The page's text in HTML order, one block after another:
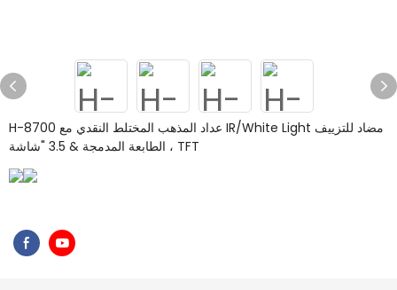
H-8700 عداد المذهب المختلط النقدي مع IR/White Light مضاد للتزييف
، الطابعة المدمجة & 3.5 "شاشة TFT